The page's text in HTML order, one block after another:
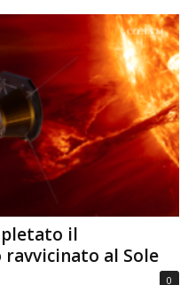
il
al Sole
0